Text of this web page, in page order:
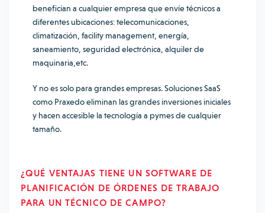
benefician a cualquier empresa que envíe técnicos a
diferentes ubicaciones: telecomunicaciones,
climatización, facility management, energía,
saneamiento, seguridad electrónica, alquiler de
maquinaria,etc.
Y no es solo para grandes empresas. Soluciones SaaS
como Praxedo eliminan las grandes inversiones iniciales
y hacen accesible la tecnología a pymes de cualquier
tamaño.
¿QUÉ VENTAJAS TIENE UN SOFTWARE DE
PLANIFICACIÓN DE ÓRDENES DE TRABAJO
PARA UN TÉCNICO DE CAMPO?